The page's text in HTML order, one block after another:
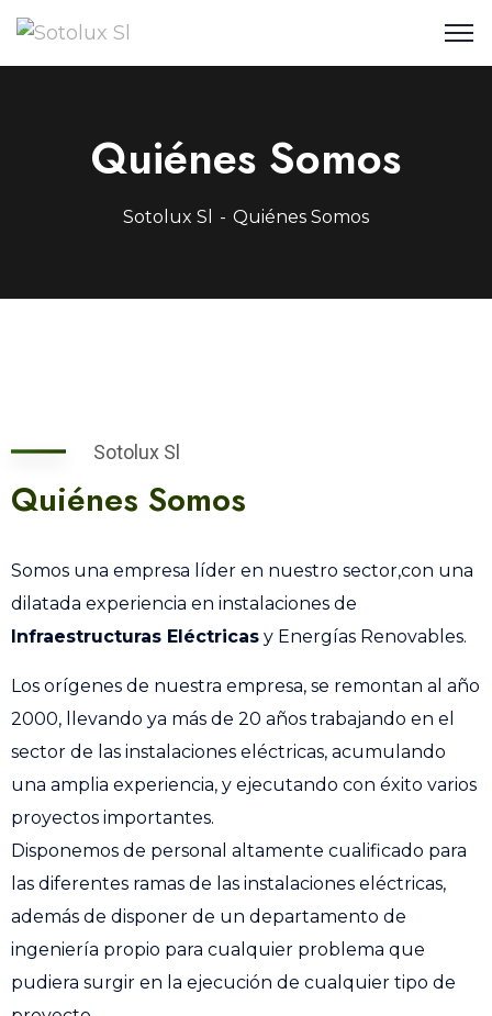
Quiénes Somos
Sotolux Sl Quiénes Somos
Sotolux Sl
Quiénes Somos
Somos una empresa líder en nuestro sector,con una
dilatada experiencia en instalaciones de
Infraestructuras Eléctricas y Energías Renovables.
Los orígenes de nuestra empresa, se remontan al año
2000, llevando ya más de 20 años trabajando en el
sector de las instalaciones eléctricas, acumulando
una amplia experiencia, y ejecutando con éxito varios
proyectos importantes.
Disponemos de personal altamente cualificado para
las diferentes ramas de las instalaciones eléctricas,
además de disponer de un departamento de
ingeniería propio para cualquier problema que
pudiera surgir en la ejecución de cualquier tipo de